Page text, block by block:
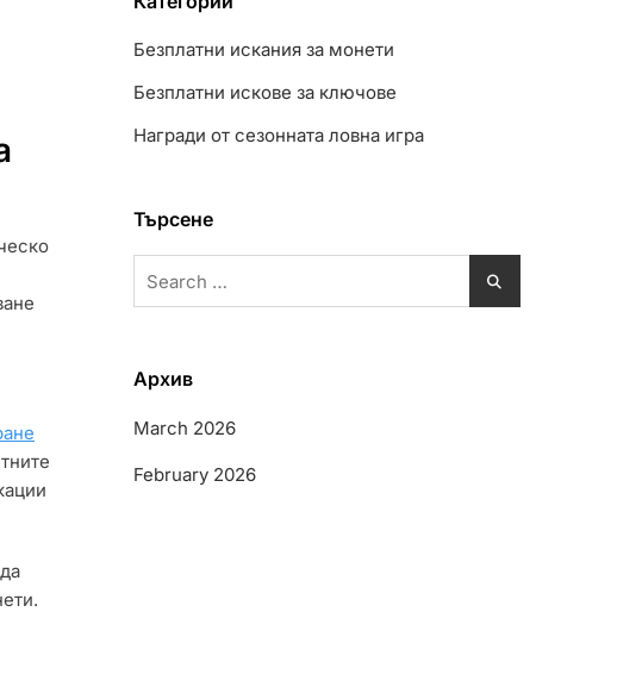
Безплатни искания за монети
Безплатни искове за ключове
Награди от сезонната ловна игра
Търсене
for:
Архив
March 2026
February 2026